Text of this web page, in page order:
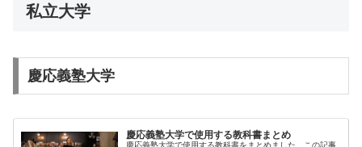
私立大学
慶応義塾大学
慶応義塾大学で使用する教科書まとめ
慶応義塾大学で使用する教科書をまとめました。この記事